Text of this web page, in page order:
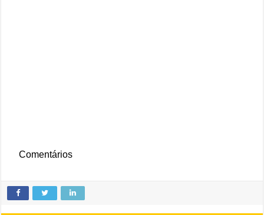
Comentários